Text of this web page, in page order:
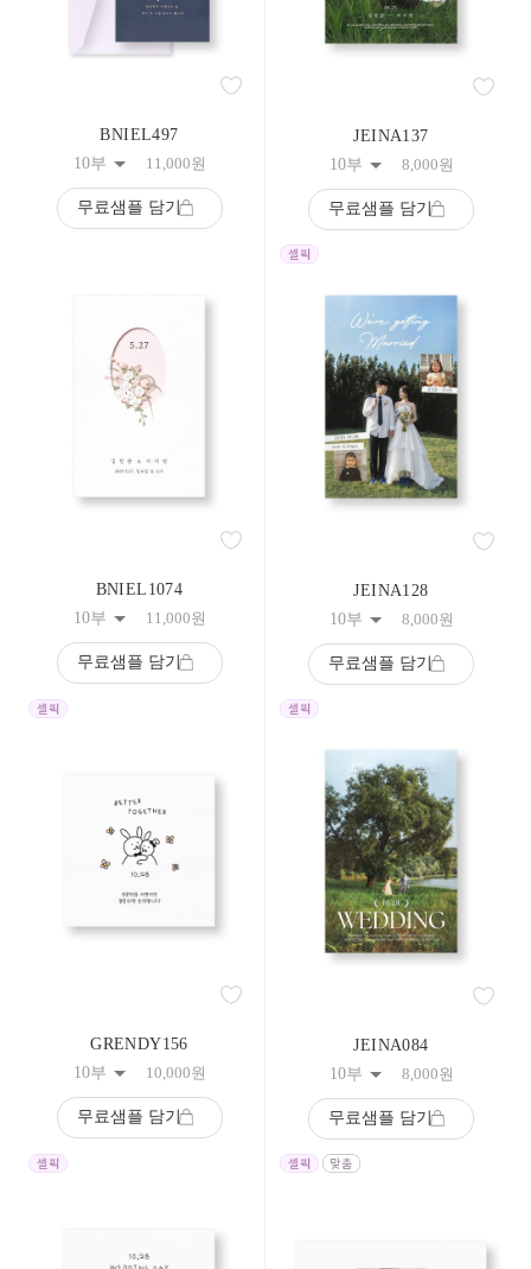
BNIEL497
10부
11,000원
무료샘플 담기
JEINA137
10부
8,000원
무료샘플 담기
BNIEL1074
10부
11,000원
무료샘플 담기
JEINA128
10부
8,000원
무료샘플 담기
GRENDY156
10부
10,000원
무료샘플 담기
JEINA084
10부
8,000원
무료샘플 담기